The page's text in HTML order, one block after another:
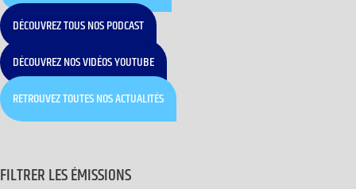
DÉCOUVREZ TOUS NOS PODCAST
DÉCOUVREZ NOS VIDÉOS YOUTUBE
RETROUVEZ TOUTES NOS ACTUALITÉS
FILTRER LES ÉMISSIONS